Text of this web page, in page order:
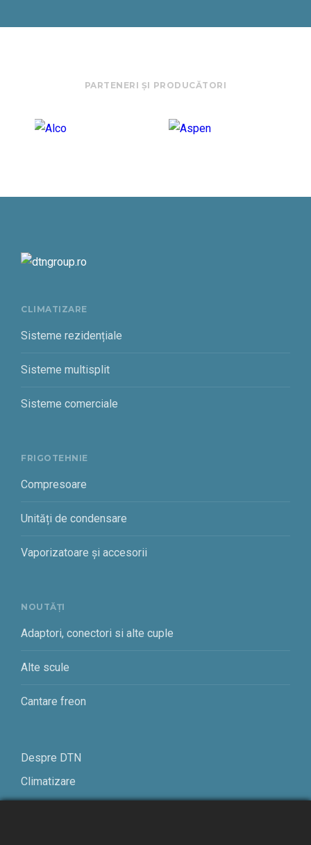
PARTENERI ȘI PRODUCĂTORI
CLIMATIZARE
Sisteme rezidențiale
Sisteme multisplit
Sisteme comerciale
FRIGOTEHNIE
Compresoare
Unități de condensare
Vaporizatoare și accesorii
NOUTĂȚI
Adaptori, conectori si alte cuple
Alte scule
Cantare freon
Despre DTN
Climatizare
Frigotehnie